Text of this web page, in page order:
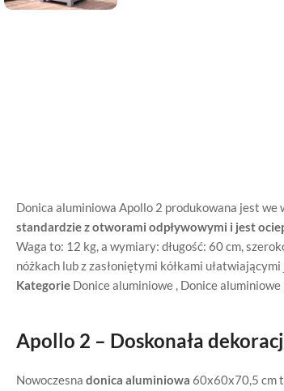
Donica aluminiowa Apollo 2 produkowana jest
standardzie z otworami odpływowymi i jest
Waga to: 12 kg, a wymiary: długość: 60 cm,
nóżkach lub z zasłoniętymi kółkami
Kategorie Donice aluminiowe , Donice aluminiowe
Apollo 2 – Doskonała
Nowoczesna donica aluminiowa 60x60x70,5 cm